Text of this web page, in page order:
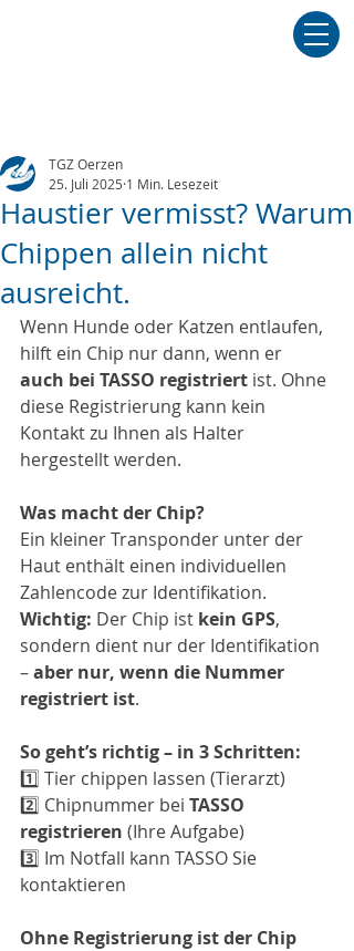
Haustier vermisst? Warum
Chippen allein nicht
ausreicht.
TGZ Oerzen
25. Juli 2025 1 Min. Lesezeit
Wenn Hunde oder Katzen entlaufen,
hilft ein Chip nur dann, wenn er
auch bei TASSO registriert ist. Ohne
diese Registrierung kann kein
Kontakt zu Ihnen als Halter
hergestellt werden.
Was macht der Chip?
Ein kleiner Transponder unter der
Haut enthält einen individuellen
Zahlencode zur Identifikation.
Wichtig: Der Chip ist kein GPS,
sondern dient nur der Identifikation
– aber nur, wenn die Nummer
registriert ist.
So geht’s richtig – in 3 Schritten:
1️⃣ Tier chippen lassen (Tierarzt)
2️⃣ Chipnummer bei TASSO
registrieren (Ihre Aufgabe)
3️⃣ Im Notfall kann TASSO Sie
kontaktieren
Ohne Registrierung ist der Chip